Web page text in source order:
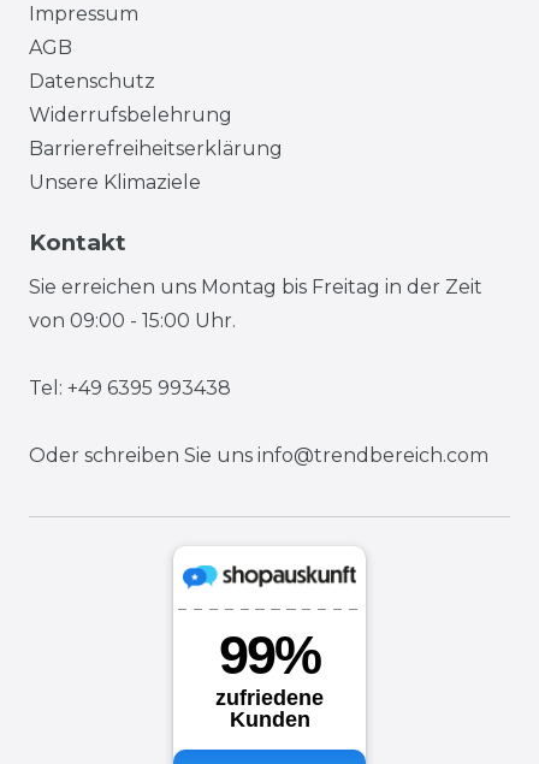
Impressum
AGB
Datenschutz
Widerrufsbelehrung
Barrierefreiheitserklärung
Unsere Klimaziele
Kontakt
Sie erreichen uns Montag bis Freitag in der Zeit
von 09:00 - 15:00 Uhr.
Tel: +49 6395 993438
Oder schreiben Sie uns info@trendbereich.com